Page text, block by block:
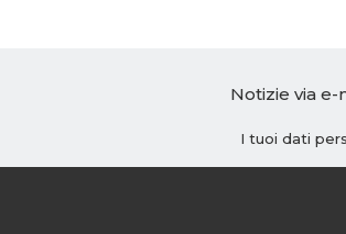
Notizie via e-
I tuoi dati